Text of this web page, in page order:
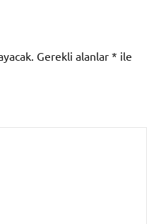
Gerekli alanlar * ile